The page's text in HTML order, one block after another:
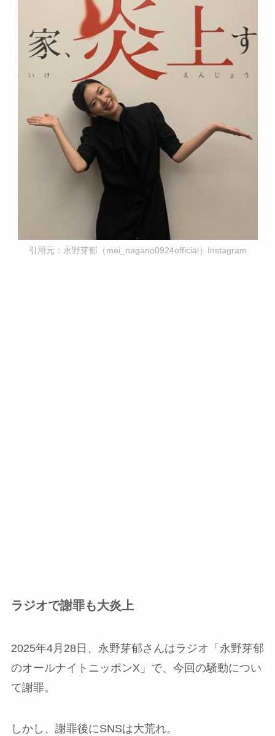
引用元：永野芽郁（mei_nagano0924official）Instagram
ラジオで謝罪も大炎上
2025年4月28日、永野芽郁さんはラジオ「永野芽郁
のオールナイトニッポンX」で、今回の騒動につい
て謝罪。
しかし、謝罪後にSNSは大荒れ。